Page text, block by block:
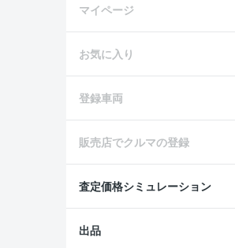
マイページ
お気に入り
登録車両
販売店でクルマの登録
査定価格シミュレーション
出品